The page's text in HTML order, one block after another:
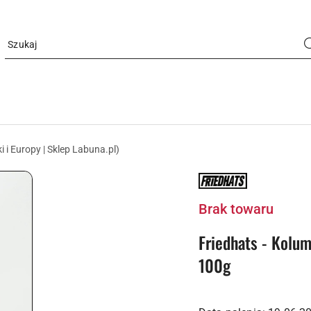
i Europy | Sklep Labuna.pl)
NAZWA
PRODUCENTA:
Brak towaru
Friedhats -
100g